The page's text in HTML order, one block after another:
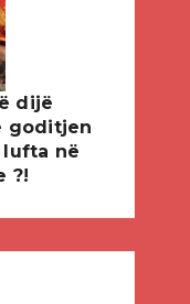
dijë
goditjen
lufta në
?!